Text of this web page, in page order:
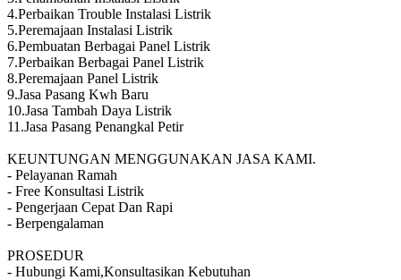
4.Perbaikan Trouble Instalasi Listrik
5.Peremajaan Instalasi Listrik
6.Pembuatan Berbagai Panel Listrik
7.Perbaikan Berbagai Panel Listrik
8.Peremajaan Panel Listrik
9.Jasa Pasang Kwh Baru
10.Jasa Tambah Daya Listrik
11.Jasa Pasang Penangkal Petir
KEUNTUNGAN MENGGUNAKAN JASA KAMI.
- Pelayanan Ramah
- Free Konsultasi Listrik
- Pengerjaan Cepat Dan Rapi
- Berpengalaman
PROSEDUR
- Hubungi Kami,Konsultasikan Kebutuhan